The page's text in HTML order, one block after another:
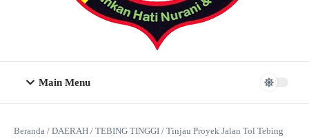
Main Menu
Beranda / DAERAH / TEBING TINGGI / Tinjau Proyek Jalan Tol Tebing